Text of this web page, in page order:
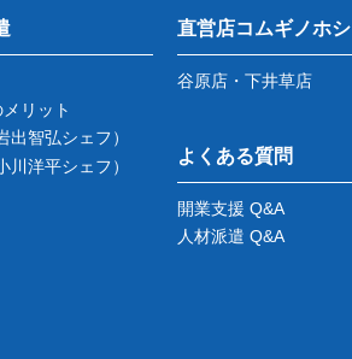
リット
出智弘シェフ）
川洋平シェフ）
直営店コムギノホシ
谷原店・下井草店
よくある質問
開業支援 Q&A
人材派遣 Q&A